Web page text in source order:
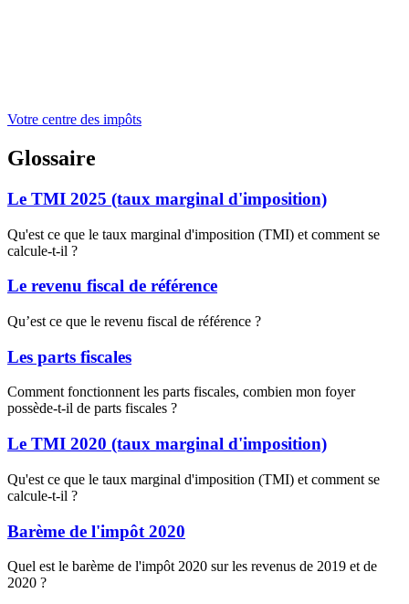
Votre centre des impôts
Glossaire
Le TMI 2025 (taux marginal d'imposition)
Qu'est ce que le taux marginal d'imposition (TMI) et comment se
calcule-t-il ?
Le revenu fiscal de référence
Qu’est ce que le revenu fiscal de référence ?
Les parts fiscales
Comment fonctionnent les parts fiscales, combien mon foyer
possède-t-il de parts fiscales ?
Le TMI 2020 (taux marginal d'imposition)
Qu'est ce que le taux marginal d'imposition (TMI) et comment se
calcule-t-il ?
Barème de l'impôt 2020
Quel est le barème de l'impôt 2020 sur les revenus de 2019 et de
2020 ?